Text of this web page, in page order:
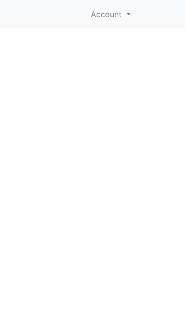
Account